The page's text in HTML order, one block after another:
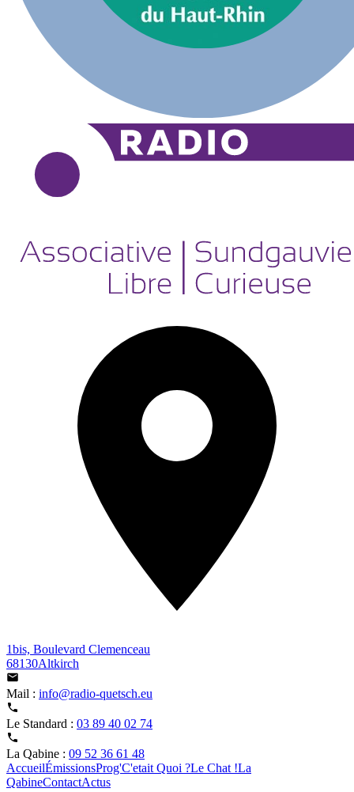
1bis, Boulevard Clemenceau
68130Altkirch
Mail : info@radio-quetsch.eu
Le Standard : 03 89 40 02 74
La Qabine : 09 52 36 61 48
AccueilÉmissionsProg'C'etait Quoi ?Le Chat !La
QabineContactActus